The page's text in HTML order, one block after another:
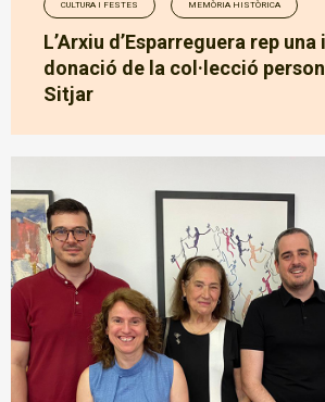
CULTURA I FESTES MEMÒRIA HISTÒRICA
L’Arxiu d’Esparreguera rep
donació de la col·lecció
Sitjar